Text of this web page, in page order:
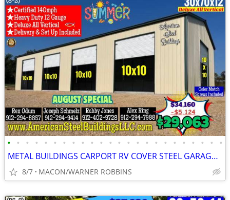
• • • • • • • • • • • • • • • • • • • • • • • •
METAL BUILDINGS CARPORT RV COVER STEEL GARAGE UTILITY SHED POLE BARN
8/7 MACON/WARNER ROBBINS